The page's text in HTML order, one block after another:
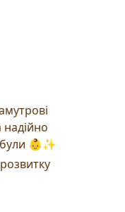
надійно
👶✨